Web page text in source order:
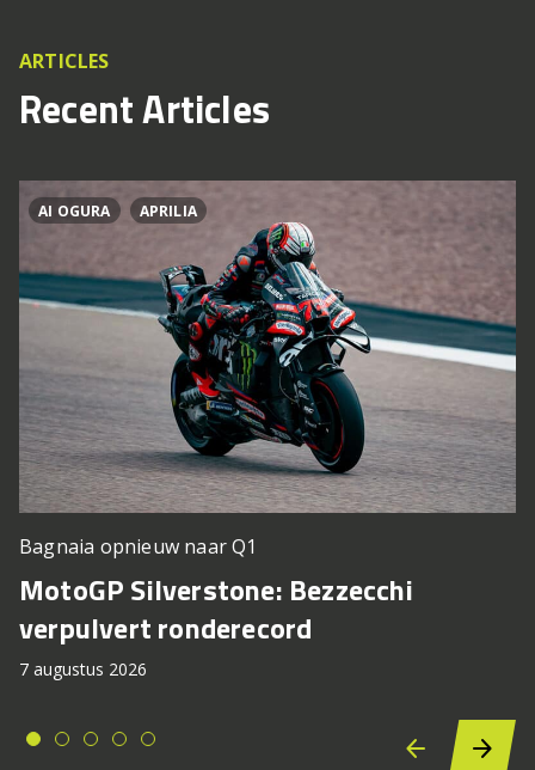
ARTICLES
Recent Articles
AI OGURA APRILIA
Bagnaia opnieuw naar Q1
MotoGP Silverstone: Bezzecchi
verpulvert ronderecord
7 augustus 2026